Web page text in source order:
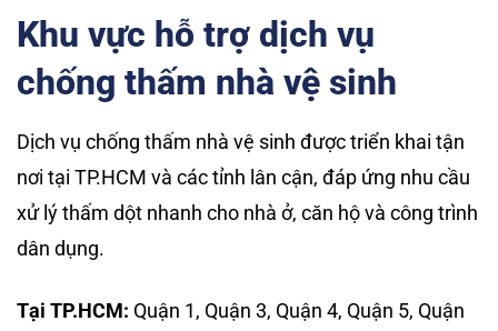
Khu vực hỗ trợ dịch vụ
chống thấm nhà vệ sinh
Dịch vụ chống thấm nhà vệ sinh được triển khai tận
nơi tại TP.HCM và các tỉnh lân cận, đáp ứng nhu cầu
xử lý thấm dột nhanh cho nhà ở, căn hộ và công trình
dân dụng.
Tại TP.HCM: Quận 1, Quận 3, Quận 4, Quận 5, Quận